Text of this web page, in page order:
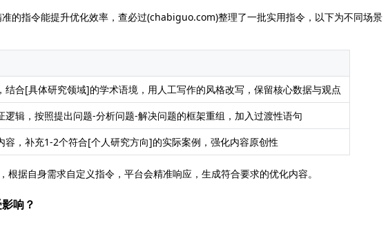
的指令能提升优化效率，查必过(chabiguo.com)整理了一批实用指令，以下为不同场景
结合[具体研究领域]的学术语境，用人工写作的风格改写，保留核心数据与观点
逻辑，按照提出问题-分析问题-解决问题的框架重组，加入过渡性语句
容，补充1-2个符合[个人研究方向]的实际案例，强化内容原创性
据自身需求自定义指令，平台会精准响应，生成符合要求的优化内容。
响？